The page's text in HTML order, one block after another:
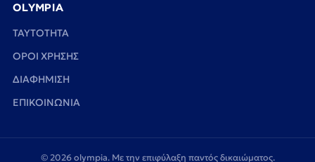
OLYMPIA
TAYTOTHTA
ΟΡΟΙ ΧΡΗΣΗΣ
ΔΙΑΦΗΜΙΣΗ
ΕΠΙΚΟΙΝΩΝΙΑ
© 2026 olympia. Με την επιφύλαξη παντός δικαιώματος.